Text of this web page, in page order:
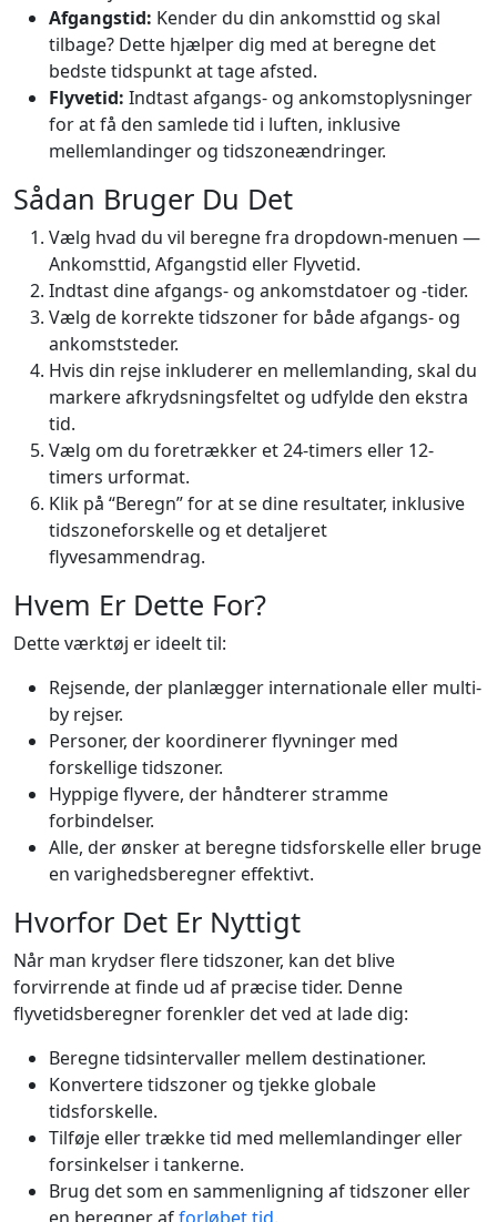
Afgangstid: Kender du din ankomsttid og skal
tilbage? Dette hjælper dig med at beregne det
bedste tidspunkt at tage afsted.
Flyvetid: Indtast afgangs- og ankomstoplysninger
for at få den samlede tid i luften, inklusive
mellemlandinger og tidszoneændringer.
Sådan Bruger Du Det
Vælg hvad du vil beregne fra dropdown-menuen —
Ankomsttid, Afgangstid eller Flyvetid.
Indtast dine afgangs- og ankomstdatoer og -tider.
Vælg de korrekte tidszoner for både afgangs- og
ankomststeder.
Hvis din rejse inkluderer en mellemlanding, skal du
markere afkrydsningsfeltet og udfylde den ekstra
tid.
Vælg om du foretrækker et 24-timers eller 12-
timers urformat.
Klik på “Beregn” for at se dine resultater, inklusive
tidszoneforskelle og et detaljeret
flyvesammendrag.
Hvem Er Dette For?
Dette værktøj er ideelt til:
Rejsende, der planlægger internationale eller multi-
by rejser.
Personer, der koordinerer flyvninger med
forskellige tidszoner.
Hyppige flyvere, der håndterer stramme
forbindelser.
Alle, der ønsker at beregne tidsforskelle eller bruge
en varighedsberegner effektivt.
Hvorfor Det Er Nyttigt
Når man krydser flere tidszoner, kan det blive
forvirrende at finde ud af præcise tider. Denne
flyvetidsberegner forenkler det ved at lade dig:
Beregne tidsintervaller mellem destinationer.
Konvertere tidszoner og tjekke globale
tidsforskelle.
Tilføje eller trække tid med mellemlandinger eller
forsinkelser i tankerne.
Brug det som en sammenligning af tidszoner eller